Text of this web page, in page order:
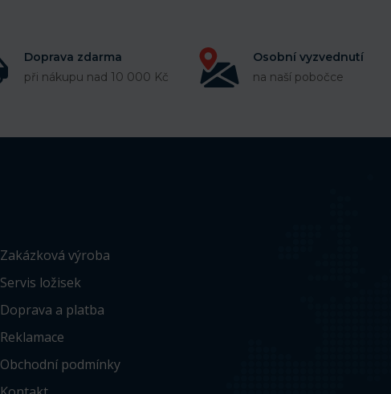
Doprava zdarma
při nákupu nad 10 000 Kč
Osobní vyzvednutí
na naší pobočce
Zakázková výroba
Servis ložisek
Doprava a platba
Reklamace
Obchodní podmínky